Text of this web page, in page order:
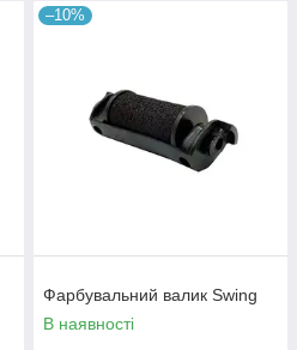
–10%
Фарбувальний валик Swing
В наявності